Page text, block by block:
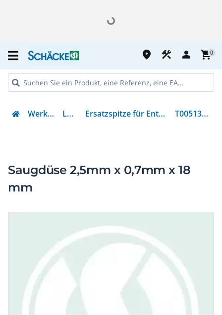
place construction person shopping_cart0
Werkzeug Löten Ersatzspitze für Entlötpumpe T0051351199
Saugdüse 2,5mm x 0,7mm x 18
mm